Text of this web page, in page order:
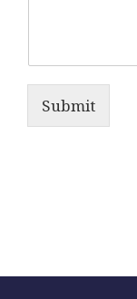
Submit